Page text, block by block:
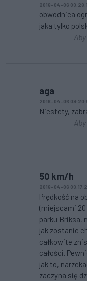
2016-04-06
obwodnica
jaka tylko
aga
2016-04-06
Niestety,
50 km/h
2016-04-06
Prędkość na
(miejscami
parku Briksa,
jak zostanie
całkowite
całości.
jak to,
zaczyna się